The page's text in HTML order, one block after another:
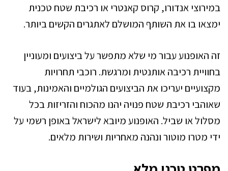
במירוצי אנדורו, קרוס קאנטרי או רכיבת שטח טכנית
ימצאו בו את השותף המושלם לאתגרים הקשים ביותר.
זה האופנוע עבור מי שלא מתפשר על ביצועים ומעוניין
בחוויית רכיבה אותנטית ומרגשת. רוכבי תחרויות
מקצועיים יעריכו את הביצועים הגולמיים והאמינות, בעוד
שאוהבי רכיבת שטח פנויה יהנו מהכוח והזריזות בכל
מסלול או שביל. האופנוע מיובא לישראל באופן רשמי על
ידי מטרו מוטור ונהנה מאחריות ושירות מלאים.